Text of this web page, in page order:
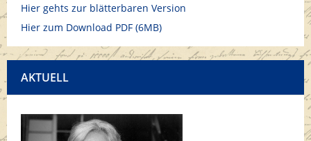
Hier gehts zur blätterbaren Version
Hier zum Download PDF (6MB)
AKTUELL